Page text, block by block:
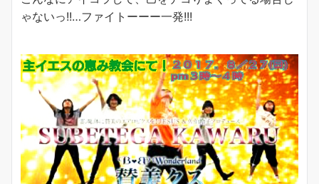
ゃないっ!!…ファイトーーー一発!!!